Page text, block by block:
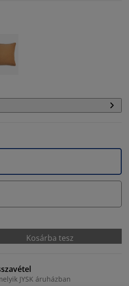
Kosárba tesz
JYSK áruházban